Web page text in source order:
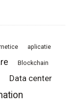
aplicatie
Blockchain
Data center